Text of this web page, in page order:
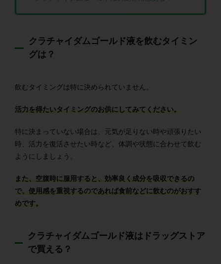
クラチャイダムゴールド液を飲むタイミン
グは？
飲むタイミングは特に決められていません。
活力を得たいタイミングのお供にしてみてください。
特に決まっていない場合は、元気が足りない時や頑張りたい
時、活力を復活させたい時など、体調や状態に合わせて飲む
ようにしましょう。
また、空腹時に服用すると、効率良く成分を吸収できるの
で、使用感を重視するのであれば食前などに飲むのがおすす
めです。
クラチャイダムゴールド液はドラッグストア
で買える？